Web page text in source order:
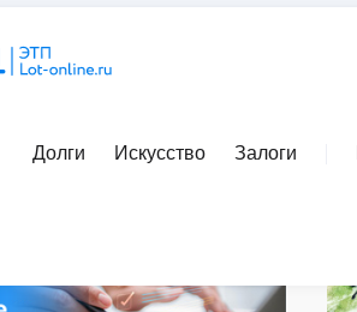
Долги Искусство Залоги